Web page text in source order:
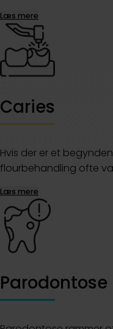
Læs mere
Caries
Hvis der er et
flourbehandling ofte
Læs mere
Parodontose